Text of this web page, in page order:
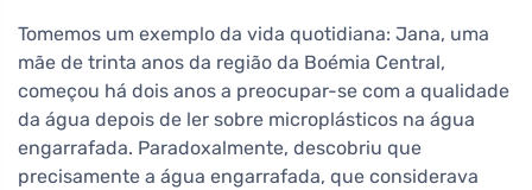
Tomemos um exemplo da vida quotidiana: Jana, uma
mãe de trinta anos da região da Boémia Central,
começou há dois anos a preocupar-se com a qualidade
da água depois de ler sobre microplásticos na água
engarrafada. Paradoxalmente, descobriu que
precisamente a água engarrafada, que considerava